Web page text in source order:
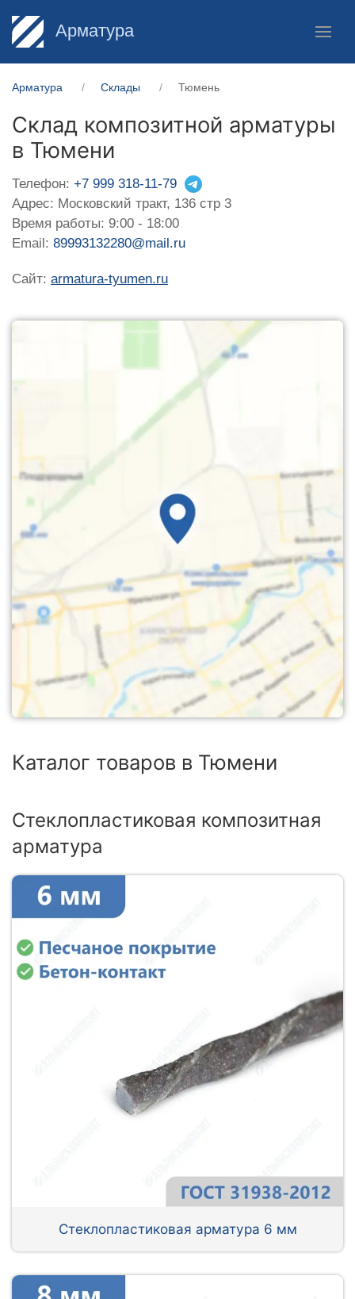
Арматура
Арматура Склады Тюмень
Склад композитной арматуры
в Тюмени
Телефон: +7 999 318-11-79
Адрес: Московский тракт, 136 стр 3
Время работы: 9:00 - 18:00
Email: 89993132280@mail.ru
Сайт: armatura-tyumen.ru
Каталог товаров в Тюмени
Стеклопластиковая композитная
арматура
Стеклопластиковая арматура 6 мм